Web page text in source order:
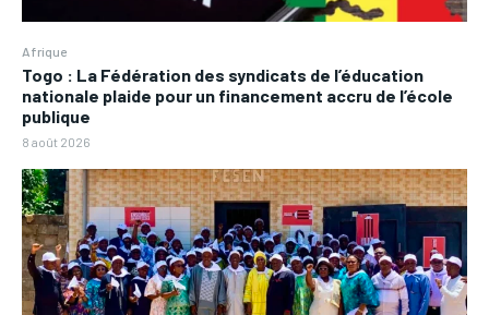
Afrique
Togo : La Fédération des syndicats de l’éducation
nationale plaide pour un financement accru de l’école
publique
8 août 2026